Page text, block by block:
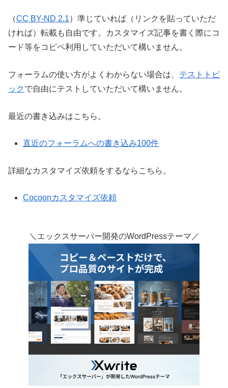
（CC BY-ND 2.1）準じていれば（リンクを貼っていただ
ければ）転載も自由です。カスタマイズ記事を書く際にコ
ード等をコピペ利用していただいて構いません。
フォーラムの使い方がよくわからない場合は、 テストトピ
ックで自由にテストしていただいて構いません。
最近の書き込みはこちら。
直近のフォーラムへの書き込み100件
詳細なカスタマイズ依頼をするならこちら。
Cocoonカスタマイズ依頼
＼エックスサーバー開発のWordPressテーマ／